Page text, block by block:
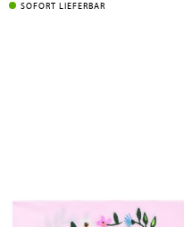
SOFORT LIEFERBAR